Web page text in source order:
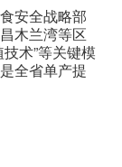
安全战略部
木兰湾等区
术”等关键模
全省单产提